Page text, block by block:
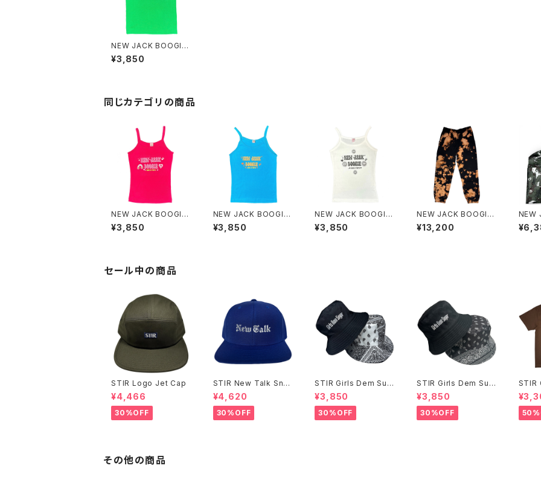
NEW JACK BOOGIE
GAL Camisole
¥3,850
同じカテゴリの商品
NEW JACK BOOGIE
GAL Camisole
¥3,850
NEW JACK BOOGIE
GAL Camisole
¥3,850
NEW JACK BOOGIE
GAL Camisole
¥3,850
NEW JACK BOOGIE
× YUKIDYE 12.0oz S
WEAT PANTS
¥13,200
NEW
en
セール中の商品
STIR Logo Jet Cap
¥4,466
30%OFF
STIR New Talk Sna
pback Cap
¥4,620
30%OFF
STIR Girls Dem Sug
ar Hat
¥3,850
30%OFF
STIR Girls Dem Sug
ar Hat
¥3,850
30%OFF
STIR
ds S/
その他の商品